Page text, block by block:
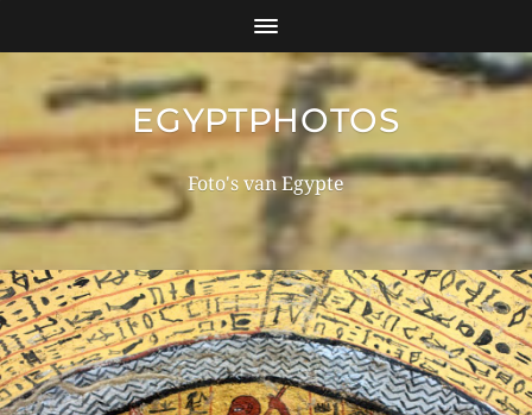
EGYPTPHOTOS
Foto's van Egypte